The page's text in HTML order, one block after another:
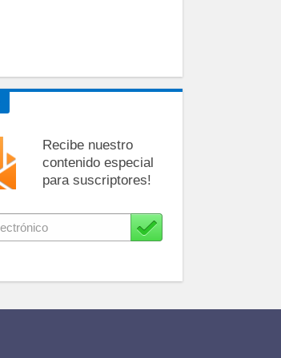
Recibe nuestro
contenido especial
para suscriptores!